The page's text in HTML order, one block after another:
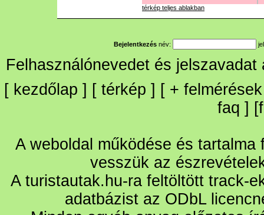
térkép teljes ablakban
Bejelentkezés név:
Felhasználónevedet és
[ kezdőlap ] [ térkép ] [ + felmérések
faq ] [
A weboldal működése és
vesszük az
A turistautak.hu-ra feltöltött track-
adatbázist az ODbL